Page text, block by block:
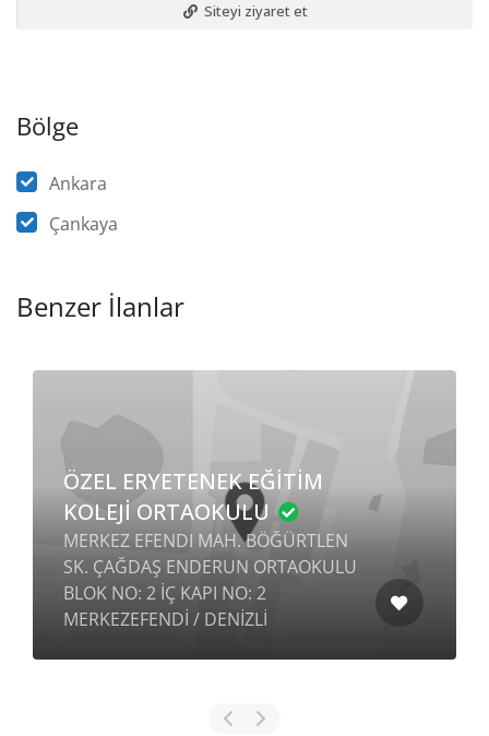
Siteyi ziyaret et
Bölge
Ankara
Çankaya
Benzer İlanlar
ÖZEL ERYETENEK EĞİTİM
KOLEJİ ORTAOKULU
MERKEZ EFENDI MAH. BÖĞÜRTLEN
SK. ÇAĞDAŞ ENDERUN ORTAOKULU
BLOK NO: 2 İÇ KAPI NO: 2
MERKEZEFENDİ / DENİZLİ